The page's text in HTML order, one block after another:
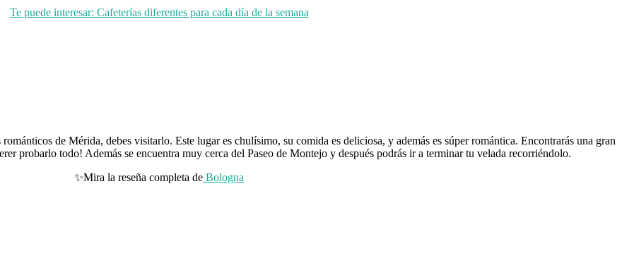
Te puede interesar: Cafeterías diferentes para cada día de la semana
de Mérida, debes visitarlo. Este lugar es chulísimo, su comida es deliciosa, y además es súper romántica. Encontrarás una gran
probarlo todo! Además se encuentra muy cerca del Paseo de Montejo y después podrás ir a terminar tu velada recorriéndolo.
✨Mira la reseña completa de Bologna